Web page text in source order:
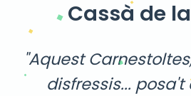
Cassà de
"Aquest
disfressis...